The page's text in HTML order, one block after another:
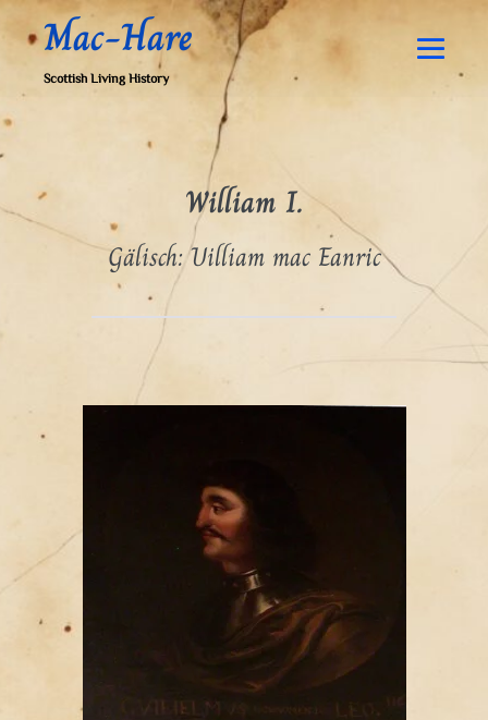
Zum
Inhalt
springen
Mac-Hare
Scottish Living History
William I.
Gälisch: Uilliam mac Eanric